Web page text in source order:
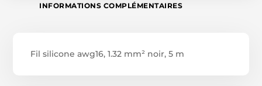
INFORMATIONS COMPLÉMENTAIRES
Fil silicone awg16, 1.32 mm² noir, 5 m